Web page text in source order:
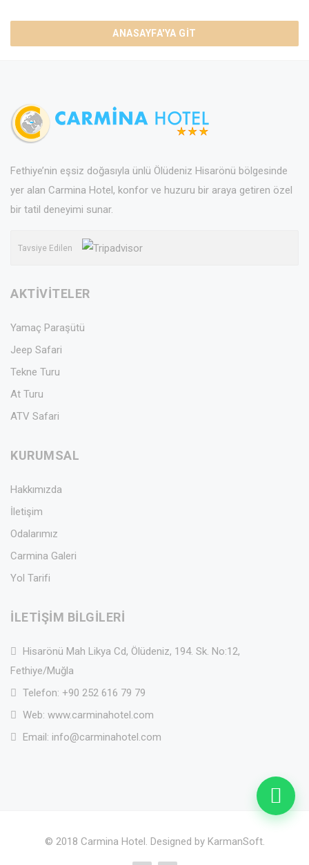
ANASAYFA'YA GIT
Fethiye’nin eşsiz doğasıyla ünlü Ölüdeniz Hisarönü bölgesinde
yer alan Carmina Hotel, konfor ve huzuru bir araya getiren özel
bir tatil deneyimi sunar.
Tavsiye Edilen
AKTİVİTELER
Yamaç Paraşütü
Jeep Safari
Tekne Turu
At Turu
ATV Safari
KURUMSAL
Hakkımızda
İletişim
Odalarımız
Carmina Galeri
Yol Tarifi
İLETIŞIM BILGILERI
Hisarönü Mah Likya Cd, Ölüdeniz, 194. Sk. No:12,
Fethiye/Muğla
Telefon: +90 252 616 79 79
Web: www.carminahotel.com
Email: info@carminahotel.com
© 2018 Carmina Hotel. Designed by KarmanSoft.